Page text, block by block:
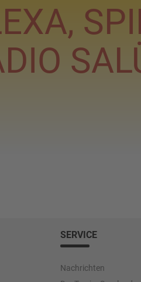
SERVICE
Nachrichten